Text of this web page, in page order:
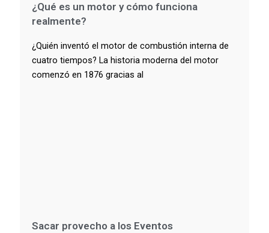
¿Qué es un motor y cómo funciona
realmente?
¿Quién inventó el motor de combustión interna de
cuatro tiempos? La historia moderna del motor
comenzó en 1876 gracias al
Sacar provecho a los Eventos